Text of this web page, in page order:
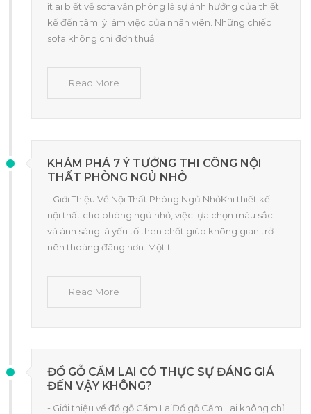
ít ai biết về sofa văn phòng là sự ảnh hưởng của thiết
kế đến tâm lý làm việc của nhân viên. Những chiếc
sofa không chỉ đơn thuầ
Read More
KHÁM PHÁ 7 Ý TƯỞNG THI CÔNG NỘI
THẤT PHÒNG NGỦ NHỎ
- Giới Thiệu Về Nội Thất Phòng Ngủ NhỏKhi thiết kế
nội thất cho phòng ngủ nhỏ, việc lựa chọn màu sắc
và ánh sáng là yếu tố then chốt giúp không gian trở
nên thoáng đãng hơn. Một t
Read More
ĐỒ GỖ CẨM LAI CÓ THỰC SỰ ĐÁNG GIÁ
ĐẾN VẬY KHÔNG?
- Giới thiệu về đồ gỗ Cẩm LaiĐồ gỗ Cẩm Lai không chỉ